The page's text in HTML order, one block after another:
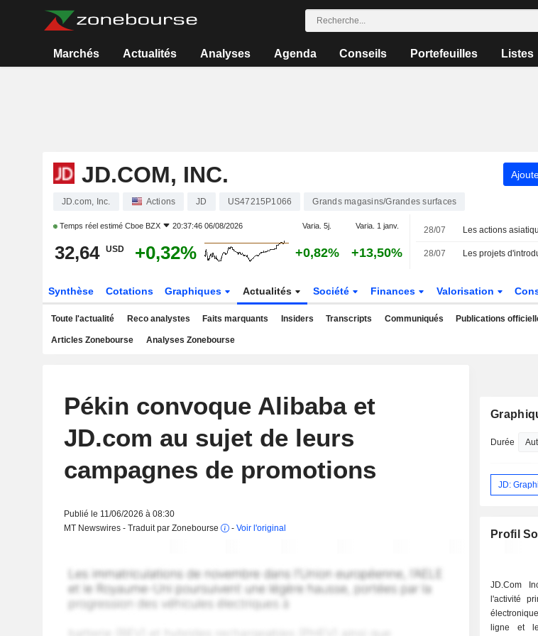
Marchés Actualités Analyses Agenda Conseils Portefeuilles Listes
JD.COM, INC.
JD.com, Inc. Actions JD US47215P1066 Grands magasins/Grandes surfaces
Temps réel estimé Cboe BZX 20:37:46 06/08/2026 Varia. 5j. Varia. 1 janv.
32,64 USD +0,32% +0,82% +13,50%
28/07
28/07
Synthèse Cotations Graphiques Actualités Société Finances Valorisation
Toute l'actualité Reco analystes Faits marquants Insiders Transcripts Communiqués Publications
Articles Zonebourse Analyses Zonebourse
Pékin convoque Alibaba et
JD.com au sujet de leurs
campagnes de promotions
Publié le 11/06/2026 à 08:30
MT Newswires - Traduit par Zonebourse
- Voir l'original
Durée
JD:
Profil
JD.Com
l'activité
ligne et